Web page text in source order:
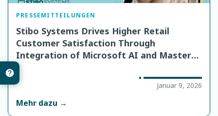
PRESSEMITTEILUNGEN
Stibo Systems Drives Higher Retail
Customer Satisfaction Through
Integration of Microsoft AI and Master
Data Management Solutions
Januar 9, 2026
Mehr dazu →